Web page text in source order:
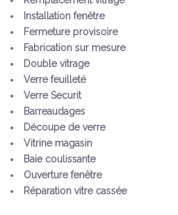
Installation fenêtre
Fermeture provisoire
Fabrication sur mesure
Double vitrage
Verre feuilleté
Verre Securit
Barreaudages
Découpe de verre
Vitrine magasin
Baie coulissante
Ouverture fenêtre
Réparation vitre cassée